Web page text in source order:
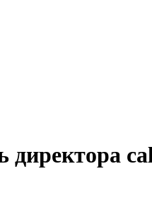
директора